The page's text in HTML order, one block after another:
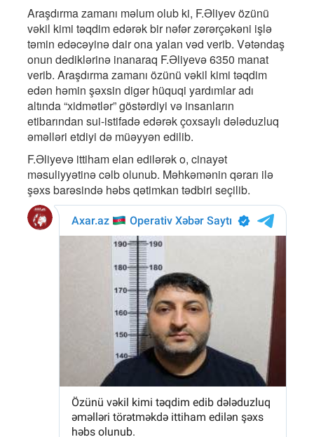
Araşdırma zamanı məlum olub ki, F.Əliyev özünü
vəkil kimi təqdim edərək bir nəfər zərərçəkəni işlə
təmin edəcəyinə dair ona yalan vəd verib. Vətəndaş
onun dediklərinə inanaraq F.Əliyevə 6350 manat
verib. Araşdırma zamanı özünü vəkil kimi təqdim
edən həmin şəxsin digər hüquqi yardımlar adı
altında “xidmətlər” göstərdiyi və insanların
etibarından sui-istifadə edərək çoxsaylı dələduzluq
əməlləri etdiyi də müəyyən edilib.
F.Əliyevə ittiham elan edilərək o, cinayət
məsuliyyətinə cəlb olunub. Məhkəmənin qərarı ilə
şəxs barəsində həbs qətimkan tədbiri seçilib.